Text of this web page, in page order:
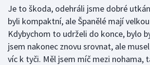
Sportovní střelba
Stolní tenis
Triatlon
Je to škoda, odehráli jsme dobré
byli kompaktní, ale Španělé mají
Kdybychom to udrželi do konce, bylo
jsem nakonec znovu srovnat, ale
víc k tyči. Měl jsem míč mezi nohama,